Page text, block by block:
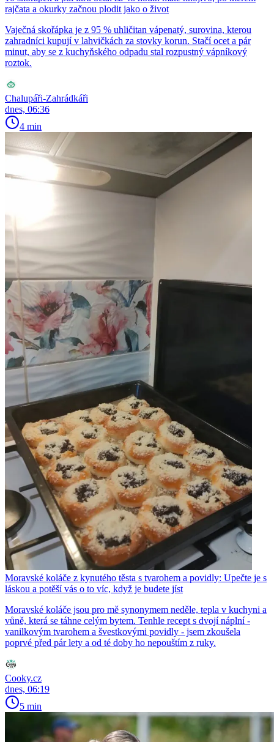
rajčata a okurky začnou plodit jako o život
Vaječná skořápka je z 95 % uhličitan vápenatý, surovina, kterou
zahradníci kupují v lahvičkách za stovky korun. Stačí ocet a pár
minut, aby se z kuchyňského odpadu stal rozpustný vápníkový
roztok.
Chalupáři-Zahrádkáři
dnes, 06:36
4 min
Moravské koláče z kynutého těsta s tvarohem a povidly: Upečte je s
láskou a potěší vás o to víc, když je budete jíst
Moravské koláče jsou pro mě synonymem neděle, tepla v kuchyni a
vůně, která se táhne celým bytem. Tenhle recept s dvojí náplní -
vanilkovým tvarohem a švestkovými povidly - jsem zkoušela
poprvé před pár lety a od té doby ho nepouštím z ruky.
Cooky.cz
dnes, 06:19
5 min